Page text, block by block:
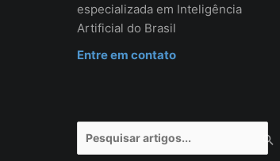
especializada em Inteligência
Artificial do Brasil
Entre em contato
Pesquisar